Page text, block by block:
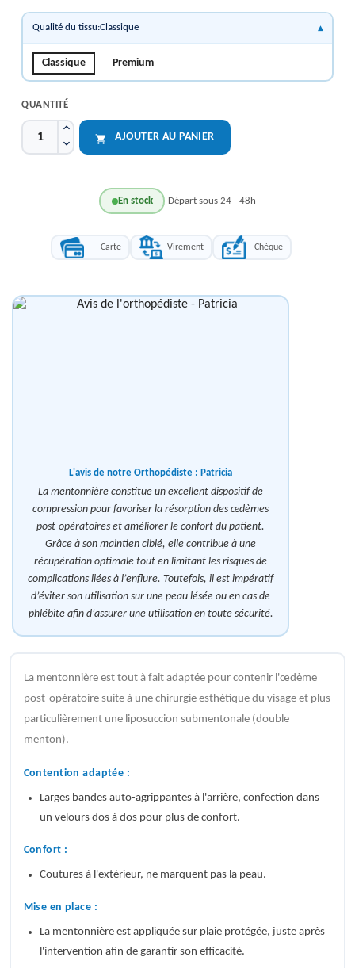
Qualité du tissu:Classique
Classique Premium
QUANTITÉ
 AJOUTER AU PANIER
En stock Départ sous 24 - 48h
Carte Virement Chèque
L'avis de notre Orthopédiste : Patricia
La mentonnière constitue un excellent dispositif de
compression pour favoriser la résorption des œdèmes
post-opératoires et améliorer le confort du patient.
Grâce à son maintien ciblé, elle contribue à une
récupération optimale tout en limitant les risques de
complications liées à l’enflure. Toutefois, il est impératif
d’éviter son utilisation sur une peau lésée ou en cas de
phlébite afin d’assurer une utilisation en toute sécurité.
La mentonnière est tout à fait adaptée pour contenir l'œdème
post-opératoire suite à une chirurgie esthétique du visage et plus
particulièrement une liposuccion submentonale (double
menton).
Contention adaptée :
Larges bandes auto-agrippantes à l'arrière, confection dans
un velours dos à dos pour plus de confort.
Confort :
Coutures à l'extérieur, ne marquent pas la peau.
Mise en place :
La mentonnière est appliquée sur plaie protégée, juste après
l'intervention afin de garantir son efficacité.